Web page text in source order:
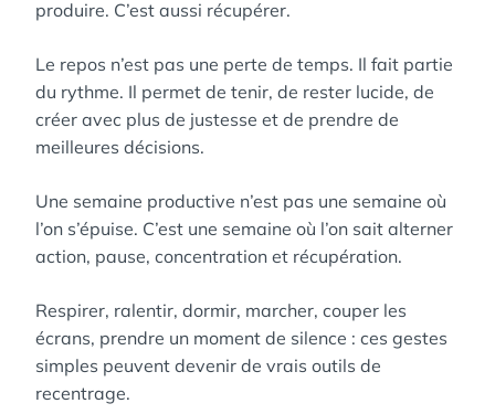
produire. C’est aussi récupérer.
Le repos n’est pas une perte de temps. Il fait partie
du rythme. Il permet de tenir, de rester lucide, de
créer avec plus de justesse et de prendre de
meilleures décisions.
Une semaine productive n’est pas une semaine où
l’on s’épuise. C’est une semaine où l’on sait alterner
action, pause, concentration et récupération.
Respirer, ralentir, dormir, marcher, couper les
écrans, prendre un moment de silence : ces gestes
simples peuvent devenir de vrais outils de
recentrage.